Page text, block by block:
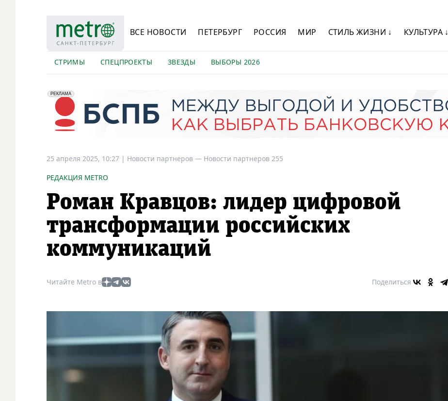
ВСЕ НОВОСТИ ПЕТЕРБУРГ РОССИЯ МИР СТИЛЬ ЖИЗНИ ↓ КУЛЬТУРА ↓
СТРИМЫ СПЕЦПРОЕКТЫ ЗВЕЗДЫ ВЫБОРЫ 2026
erid: 2VfnxyFybV5
РЕКЛАМА
ПАО "Банк "Санкт-Петербург", ИНН: 7831000027
25 апреля 2025, 10:27 | Новости партнеров — Новости партнеров 255
РЕДАКЦИЯ METRO
Роман Кравцов: лидер цифровой
трансформации российских
коммуникаций
Читайте Metro в Поделиться